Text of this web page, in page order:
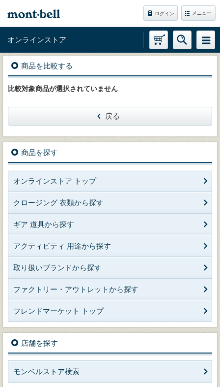
ログイン メニュー
オンラインストア
商品を比較する
比較対象商品が選択されていません
戻る
商品を探す
オンラインストア トップ
クロージング 衣類から探す
ギア 道具から探す
アクティビティ 用途から探す
取り扱いブランドから探す
ファクトリー・アウトレットから探す
フレンドマーケット トップ
店舗を探す
モンベルストア検索